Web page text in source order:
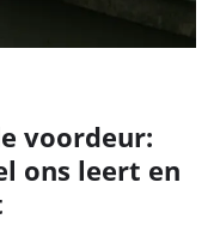
voordeur:
ons leert en